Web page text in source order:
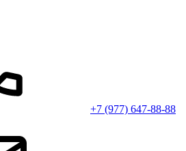
+7 (977) 647-88-88